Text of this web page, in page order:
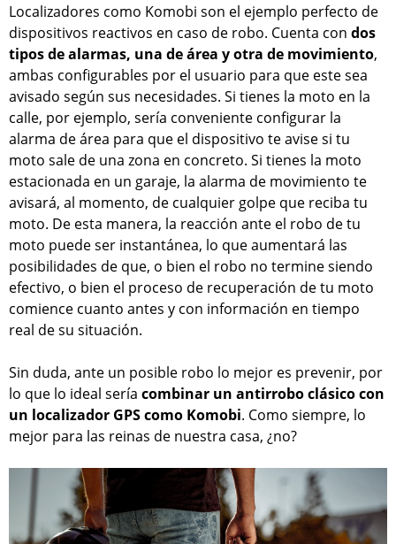
Localizadores como Komobi son el ejemplo perfecto de
dispositivos reactivos en caso de robo. Cuenta con dos
tipos de alarmas, una de área y otra de movimiento,
ambas configurables por el usuario para que este sea
avisado según sus necesidades. Si tienes la moto en la
calle, por ejemplo, sería conveniente configurar la
alarma de área para que el dispositivo te avise si tu
moto sale de una zona en concreto. Si tienes la moto
estacionada en un garaje, la alarma de movimiento te
avisará, al momento, de cualquier golpe que reciba tu
moto. De esta manera, la reacción ante el robo de tu
moto puede ser instantánea, lo que aumentará las
posibilidades de que, o bien el robo no termine siendo
efectivo, o bien el proceso de recuperación de tu moto
comience cuanto antes y con información en tiempo
real de su situación.
Sin duda, ante un posible robo lo mejor es prevenir, por
lo que lo ideal sería combinar un antirrobo clásico con
un localizador GPS como Komobi. Como siempre, lo
mejor para las reinas de nuestra casa, ¿no?